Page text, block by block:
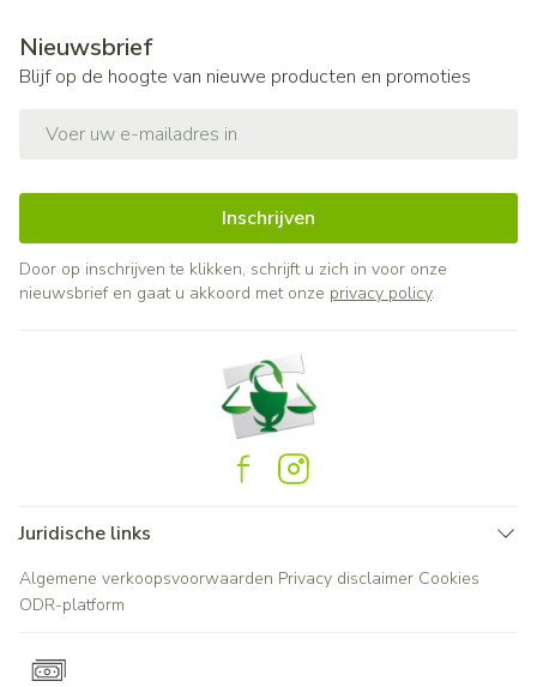
Nieuwsbrief
Blijf op de hoogte van nieuwe producten en promoties
Inschrijven
Door op inschrijven te klikken, schrijft u zich in voor onze
nieuwsbrief en gaat u akkoord met onze privacy policy.
Juridische links
Algemene verkoopsvoorwaarden Privacy disclaimer Cookies
ODR-platform